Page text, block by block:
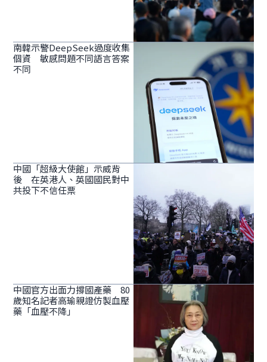
南韓示警DeepSeek過度收集
個資 敏感問題不同語言答案
不同
中國「超級大使館」示威背
後 在英港人、英國國民對中
共投下不信任票
中國官方出面力撐國產藥 80
歲知名記者高瑜親證仿製血壓
藥「血壓不降」